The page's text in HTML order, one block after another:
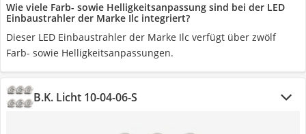
Wie viele Farb- sowie Helligkeitsanpassung sind bei der LED
Einbaustrahler der Marke Ilc integriert?
Dieser LED Einbaustrahler der Marke Ilc verfügt über zwölf
Farb- sowie Helligkeitsanpassungen.
B.K. Licht 10-04-06-S